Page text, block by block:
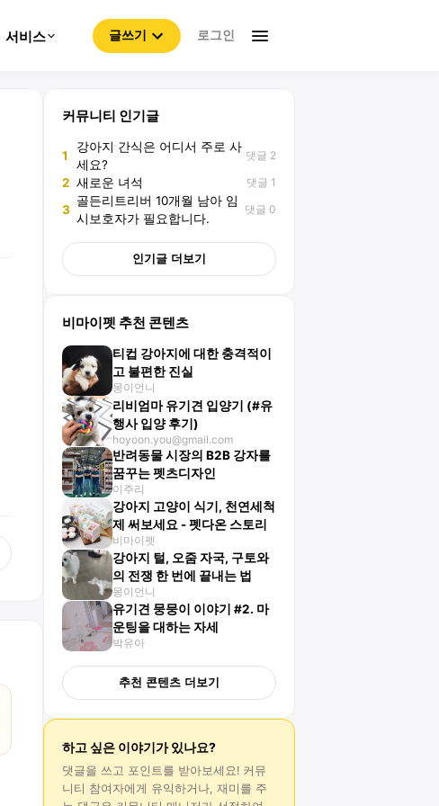
서비스 글쓰기 로그인
커뮤니티 인기글
1
강아지 간식은 어디서 주로 사
세요?
댓글 2
2 새로운 녀석 댓글 1
3
골든리트리버 10개월 남아 임
시보호자가 필요합니다.
댓글 0
인기글 더보기
비마이펫 추천 콘텐츠
티컵 강아지에 대한 충격적이
고 불편한 진실
몽이언니
리비엄마 유기견 입양기 (#유
행사 입양 후기)
hoyoon.you@gmail.com
반려동물 시장의 B2B 강자를
꿈꾸는 펫츠디자인
이주리
강아지 고양이 식기, 천연세척
제 써보세요 - 펫다온 스토리
비마이펫
강아지 털, 오줌 자국, 구토와
의 전쟁 한 번에 끝내는 법
몽이언니
유기견 뭉뭉이 이야기 #2. 마
운팅을 대하는 자세
박유아
추천 콘텐츠 더보기
하고 싶은 이야기가 있나요?
댓글을 쓰고 포인트를 받아보세요! 커뮤
니티 참여자에게 유익하거나, 재미를 주